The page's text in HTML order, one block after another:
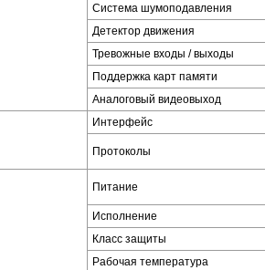
Система шумоподавления
Детектор движения
Тревожные входы / выходы
Поддержка карт памяти
Аналоговый видеовыход
Интерфейс
Протоколы
Питание
Исполнение
Класс защиты
Рабочая температура